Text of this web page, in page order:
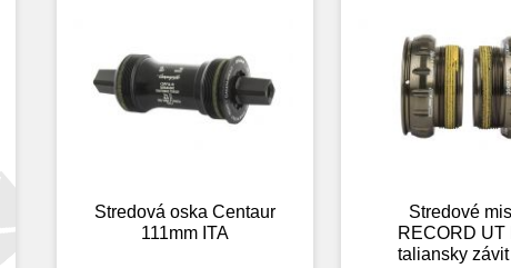
Stredová oska Centaur
111mm ITA
Stredové
RECORD UT
taliansky